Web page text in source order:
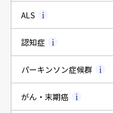
ALS
認知症
パーキンソン症候群
がん・末期癌